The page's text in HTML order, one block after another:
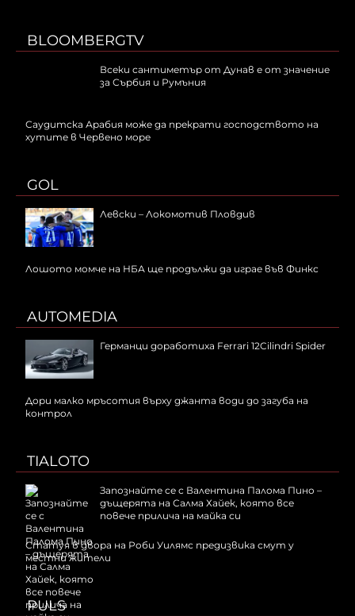
BLOOMBERGTV
Всеки сантиметър от Дунав е от значение
за Сърбия и Румъния
Саудитска Арабия може да прекрати господството на
хутите в Червено море
GOL
Левски – Локомотив Пловдив
Лошото момче на НБА ще продължи да играе във Финкс
AUTOMEDIA
Германци доработиха Ferrari 12Cilindri Spider
Дори малко мръсотия върху джанта води до загуба на
контрол
TIALOTO
Запознайте се с Валентина Палома Пино –
дъщерята на Салма Хайек, която все
повече прилича на майка си
Статуя в двора на Роби Уилямс предизвика смут у
местни жители
PULS